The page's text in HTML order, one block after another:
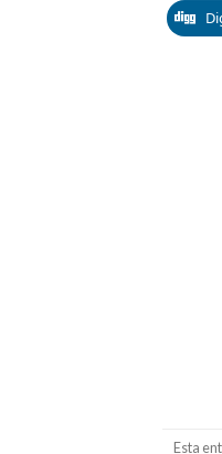
Esta